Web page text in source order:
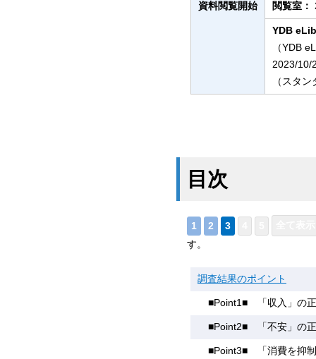
資料閲覧開始 閲覧室：
YDB
（YDB
2023/10/
（スタ
目次
す。
調査結果のポイント
■Point1■ 「収入」の
■Point2■ 「不安」の
■Point3■ 「消費を抑